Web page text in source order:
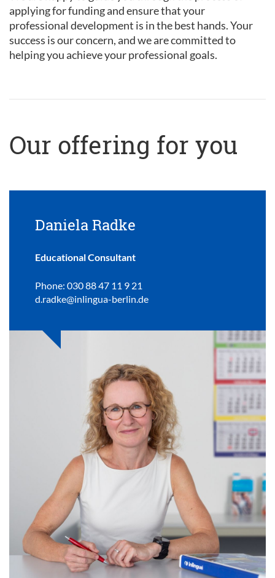
applying for funding and ensure that your
professional development is in the best hands. Your
success is our concern, and we are committed to
helping you achieve your professional goals.
Our offering for you
Daniela Radke
Educational Consultant
Phone: 030 88 47 11 9 21
d.radke@inlingua-berlin.de